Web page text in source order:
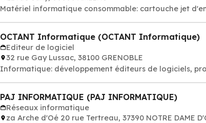
Matériel informatique consommable: cartouche jet
OCTANT Informatique (OCTANT Informatique)
Editeur de logiciel
32 rue Gay Lussac, 38100 GRENOBLE
Informatique: développement éditeurs de logiciels,
PAJ INFORMATIQUE (PAJ INFORMATIQUE)
Réseaux informatique
za Arche d'Oé 20 rue Tertreau, 37390 NOTRE DAME